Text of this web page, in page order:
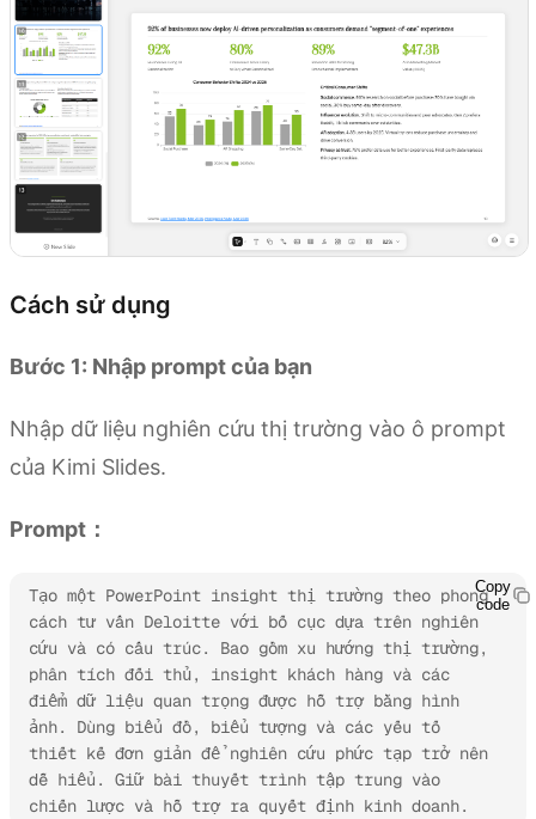
Cách sử dụng
Bước 1: Nhập prompt của bạn
Nhập dữ liệu nghiên cứu thị trường vào ô prompt
của Kimi Slides.
Prompt：
Tạo một PowerPoint insight thị trường theo phong
cách tư vấn Deloitte với bố cục dựa trên nghiên
cứu và có cấu trúc. Bao gồm xu hướng thị trường,
phân tích đối thủ, insight khách hàng và các
điểm dữ liệu quan trọng được hỗ trợ bằng hình
ảnh. Dùng biểu đồ, biểu tượng và các yếu tố
thiết kế đơn giản để nghiên cứu phức tạp trở nên
dễ hiểu. Giữ bài thuyết trình tập trung vào
chiến lược và hỗ trợ ra quyết định kinh doanh.
Copy
code